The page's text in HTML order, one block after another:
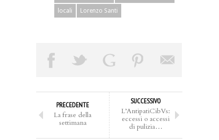
locali Lorenzo Santi
PRECEDENTE
La frase della
settimana
SUCCESSIVO
L’AntipatiCibVs:
eccessi o accessi
di pulizia…